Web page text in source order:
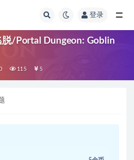
登录
/Portal Dungeon: Goblin
115 5